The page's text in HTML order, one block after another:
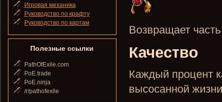
Возвращает
Качество
Каждый процент
высосанной
Игровая механика
Руководство по крафту
Руководство по картам
Полезные ссылки
PathOfExile.com
PoE.trade
PoE.ninja
/r/pathofexile